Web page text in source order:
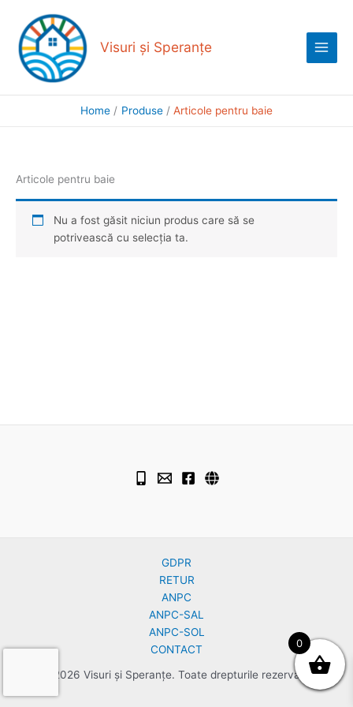
content
Visuri și Speranțe
Menu
Home Produse Articole pentru baie
Articole pentru baie
Nu a fost găsit niciun produs care să se
potrivească cu selecția ta.
GDPR
RETUR
ANPC
ANPC-SAL
ANPC-SOL
CONTACT
© 2026 Visuri și Speranțe. Toate drepturile rezervate.
0